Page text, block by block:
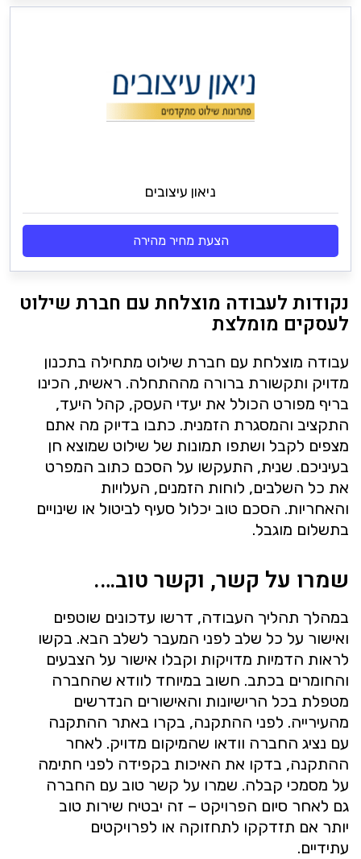
ניאון עיצובים
הצעת מחיר מהירה
נקודות לעבודה מוצלחת עם חברת שילוט
לעסקים מומלצת
עבודה מוצלחת עם חברת שילוט מתחילה בתכנון
מדויק ותקשורת ברורה מההתחלה. ראשית, הכינו
בריף מפורט הכולל את יעדי העסק, קהל היעד,
התקציב והמסגרת הזמנית. כתבו בדיוק מה אתם
מצפים לקבל ושתפו תמונות של שילוט שמוצא חן
בעיניכם. שנית, התעקשו על הסכם כתוב המפרט
את כל השלבים, לוחות הזמנים, העלויות
והאחריות. הסכם טוב יכלול סעיף לביטול או שינויים
בתשלום מוגבל.
שמרו על קשר, וקשר טוב….
במהלך תהליך העבודה, דרשו עדכונים שוטפים
ואישור על כל שלב לפני המעבר לשלב הבא. בקשו
לראות הדמיות מדויקות וקבלו אישור על הצבעים
והחומרים בכתב. חשוב במיוחד לוודא שהחברה
מטפלת בכל הרישיונות והאישורים הנדרשים
מהעירייה. לפני ההתקנה, בקרו באתר ההתקנה
עם נציג החברה וודאו שהמיקום מדויק. לאחר
ההתקנה, בדקו את האיכות בקפידה לפני חתימה
על מסמכי קבלה. שמרו על קשר טוב עם החברה
גם לאחר סיום הפרויקט – זה יבטיח שירות טוב
יותר אם תזדקקו לתחזוקה או לפרויקטים
עתידיים.